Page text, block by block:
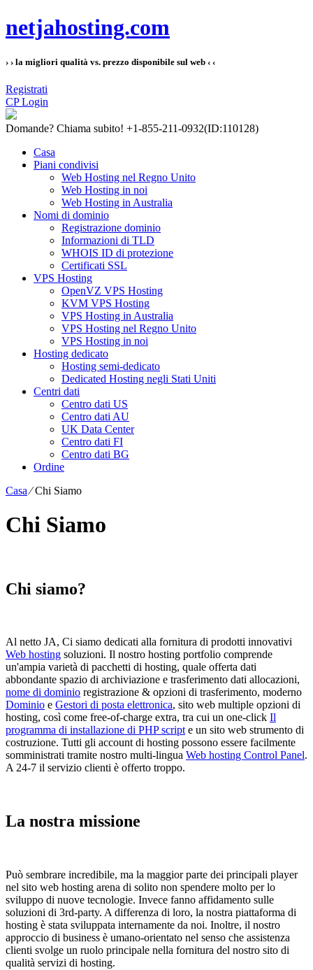
netjahosting.com
› › la migliori qualità vs. prezzo disponibile sul web ‹ ‹
Registrati
CP Login
Domande? Chiama subito! +1-855-211-0932(ID:110128)
Casa
Piani condivisi
Web Hosting nel Regno Unito
Web Hosting in noi
Web Hosting in Australia
Nomi di dominio
Registrazione dominio
Informazioni di TLD
WHOIS ID di protezione
Certificati SSL
VPS Hosting
OpenVZ VPS Hosting
KVM VPS Hosting
VPS Hosting in Australia
VPS Hosting nel Regno Unito
VPS Hosting in noi
Hosting dedicato
Hosting semi-dedicato
Dedicated Hosting negli Stati Uniti
Centri dati
Centro dati US
Centro dati AU
UK Data Center
Centro dati FI
Centro dati BG
Ordine
Casa⁄Chi Siamo
Chi Siamo
Chi siamo?
Al netto JA, Ci siamo dedicati alla fornitura di prodotti innovativi
Web hosting soluzioni. Il nostro hosting portfolio comprende
un'ampia varietà di pacchetti di hosting, quale offerta dati
abbondante spazio di archiviazione e trasferimento dati allocazioni,
nome di dominio registrazione & opzioni di trasferimento, moderno
Dominio e Gestori di posta elettronica, sito web multiple opzioni di
hosting, così come free-of-charge extra, tra cui un one-click Il
programma di installazione di PHP scripte un sito web strumento di
costruzione. Tutti gli account di hosting possono essere facilmente
somministrati tramite nostro multi-lingua Web hosting Control Panel.
A 24-7 il servizio clienti è offerto troppo.
La nostra missione
Può sembrare incredibile, ma la maggior parte dei principali player
nel sito web hosting arena di solito non spendere molto per lo
sviluppo di nuove tecnologie. Invece fanno affidamento sulle
soluzioni di 3rd-party. A differenza di loro, la nostra piattaforma di
hosting è stata sviluppata internamente da noi. Inoltre, il nostro
approccio di business è umano-orientato nel senso che assistenza
clienti svolge un ruolo principale nella fornitura del nostro sito di
qualità servizi di hosting.